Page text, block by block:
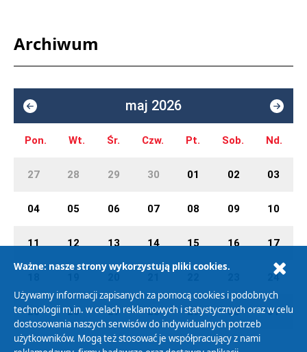
Archiwum
maj 2026
Pon. Wt. Śr. Czw. Pt. Sob. Nd.
27 28 29 30 01 02 03
04 05 06 07 08 09 10
11 12 13 14 15 16 17
24
25 26 27 28 29 30 31
Ważne: nasze strony wykorzystują pliki cookies.
Używamy informacji zapisanych za pomocą cookies i podobnych
technologii m.in. w celach reklamowych i statystycznych oraz w celu
dostosowania naszych serwisów do indywidualnych potrzeb
użytkowników. Mogą też stosować je współpracujący z nami